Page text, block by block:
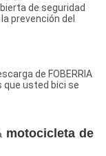
de seguridad
prevención del
de FOBERRIA
que usted bici se
motocicleta de